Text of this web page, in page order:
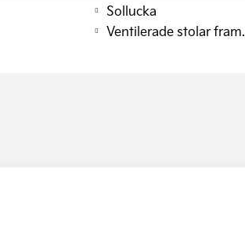
Sollucka
Ventilerade stolar fram.